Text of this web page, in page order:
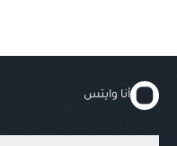
أنا وايتس